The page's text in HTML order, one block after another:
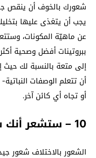
شعورك بالخوف أن ينقص
يجب أن يتغذى عليها
عن ماهيّة المكونات،
ببروتينات أفضل وصحية
إلى متعة بالنسبة لك
أن تتعلم الوصفات
أو تجاه أي كائن آخر.
10 – ستشعر أنك شخص آخر
الشعور بالاختلاف شعور